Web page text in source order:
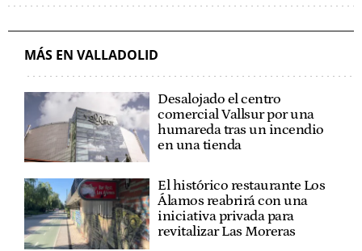
MÁS EN VALLADOLID
Desalojado el centro
comercial Vallsur por una
humareda tras un incendio
en una tienda
El histórico restaurante Los
Álamos reabrirá con una
iniciativa privada para
revitalizar Las Moreras